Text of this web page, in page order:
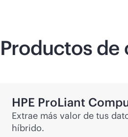
Productos
HPE ProLiant
Extrae más valor de tus
híbrido.